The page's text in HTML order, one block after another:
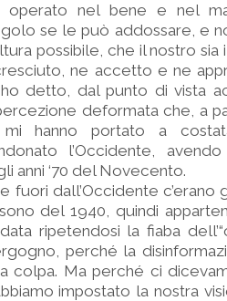
operato nel bene e nel
se le può addossare, e
possibile, che il nostro sia
ne accetto e ne
detto, dal punto di vista
deformata che, a
mi hanno portato a
l’Occidente,
anni ‘70 del Novecento.
dall’Occidente c’erano
del 1940, quindi
ripetendosi la fiaba
perché la
colpa. Ma perché ci
impostato la nostra